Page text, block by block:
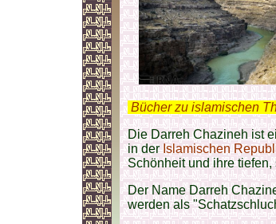
Bücher zu islamischen
Die Darreh Chazineh ist
in derIslamischen
Schönheit und ihre
Der Name Darreh
werden als